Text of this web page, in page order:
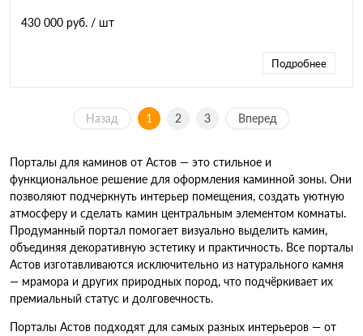
430 000 руб. / шт
Подробнее
Назад 1 2 3 Вперед
Порталы для каминов от Астов — это стильное и
функциональное решение для оформления каминной зоны. Они
позволяют подчеркнуть интерьер помещения, создать уютную
атмосферу и сделать камин центральным элементом комнаты.
Продуманный портал помогает визуально выделить камин,
объединяя декоративную эстетику и практичность. Все порталы
Астов изготавливаются исключительно из натурального камня
— мрамора и других природных пород, что подчёркивает их
премиальный статус и долговечность.
Порталы Астов подходят для самых разных интерьеров — от